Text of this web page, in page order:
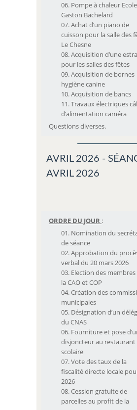
Pompe à chaleur Ecole
Gaston Bachelard
Achat d’un piano de
cuisson pour la salle des
Le Chesne
Acquisition d’une
pour les salles des fêtes
Acquisition de bornes
hygiène canine
Acquisition de bancs
Travaux électriques
d’alimentation caméra
Questions diverses.
AVRIL 2026 -
AVRIL 2026
ORDRE DU JOUR :
Nomination du
de séance
Approbation du
verbal du 20 mars 2026
Election des membres
la CAO et COP
Création des
municipales
Désignation d’un
du CNAS
Fourniture et pose
disjoncteur au restaurant
scolaire
Vote des taux de la
fiscalité directe locale
2026
Cession gratuite de
parcelles au profit de la